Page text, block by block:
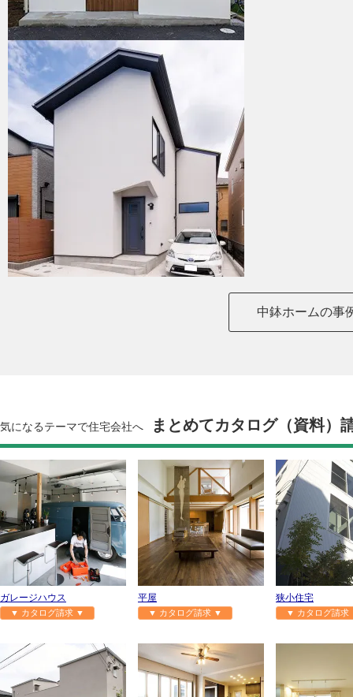
中鉢ホームの事
気になるテーマで住宅会社へ まとめてカタログ（資料）
ガレージハウス
▼ カタログ請求 ▼
平屋
▼ カタログ請求 ▼
狭小住宅
▼ カタログ請